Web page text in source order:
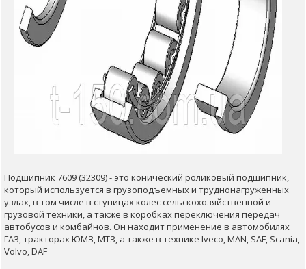
Подшипник 7609 (32309) - это конический роликовый подшипник,
который используется в грузоподъемных и труднонагруженных
узлах, в том числе в ступицах колес сельскохозяйственной и
грузовой техники, а также в коробках переключения передач
автобусов и комбайнов. Он находит применение в автомобилях
ГАЗ, тракторах ЮМЗ, МТЗ, а также в технике Iveco, MAN, SAF, Scania,
Volvo, DAF